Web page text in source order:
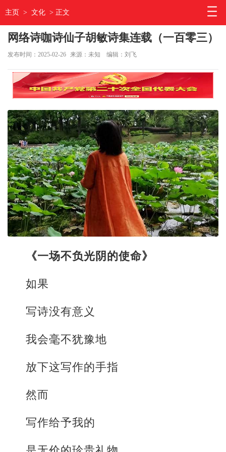
主页 > 文化 > 正文
网络诗咖诗仙子胡敏诗集连载（一百零三）
发布时间：2025-02-26 来源：未知 编辑：刘飞
《一场不负光阴的使命》
如果
写诗没有意义
我会毫不犹豫地
放下这写作的手指
然而
写作给予我的